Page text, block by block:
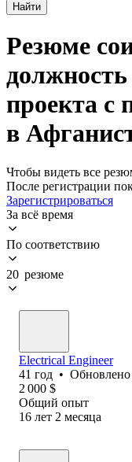
Найти
Резюме
проекта с
в
Чтобы видеть все
После регистрации
Зарегистрироваться
За всё время
По соответствию
20 резюме
Electrical Engineer
41 год • Обновлено
2 000 $
Общий опыт
16 лет 2 месяца